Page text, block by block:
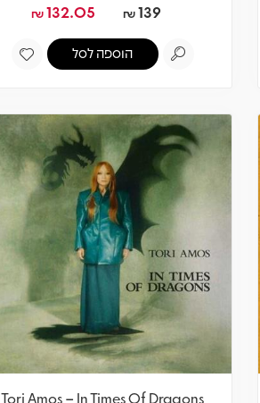
139
₪
132.05
₪
הוספה לסל
Tori Amos – In Times Of Dragons